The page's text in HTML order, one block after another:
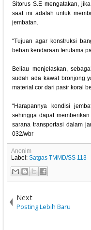
Sitorus S.E mengatakan,
saat ini adalah untuk
jembatan.
“Tujuan agar konstruksi
beban kendaraan terutama
Beliau menjelaskan,
sudah ada kawat bronjong
material cor dari pasir koral
“Harapannya kondisi
sehingga dapat
sarana transportasi dalam
032/wbr
Anonim
Label:Satgas TMMD/SS 113
Next
Posting Lebih Baru